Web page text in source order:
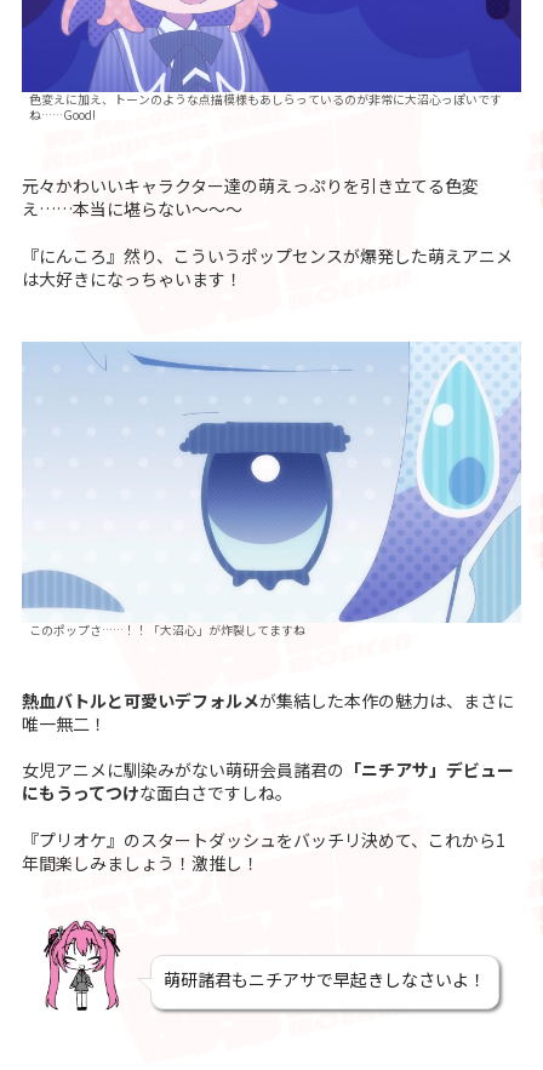
色変えに加え、トーンのような点描模様もあしらっているのが非常に大沼心っぽいです
ね……Good!
元々かわいいキャラクター達の萌えっぷりを引き立てる色変
え……本当に堪らない～～～
『にんころ』然り、こういうポップセンスが爆発した萌えアニメ
は大好きになっちゃいます！
このポップさ……！！「大沼心」が炸裂してますね
熱血バトルと可愛いデフォルメが集結した本作の魅力は、まさに
唯一無二！
女児アニメに馴染みがない萌研会員諸君の 「ニチアサ」デビュー
にもうってつけな面白さですしね。
『プリオケ』のスタートダッシュをバッチリ決めて、これから1
年間楽しみましょう！激推し！
萌研諸君もニチアサで早起きしなさいよ！